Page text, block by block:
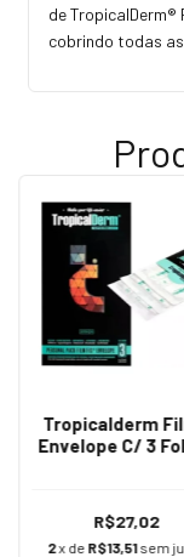
de
cobrindo todas
Tropicalderm
Envelope C/ 3
R$27,02
2x de R$13,51 sem